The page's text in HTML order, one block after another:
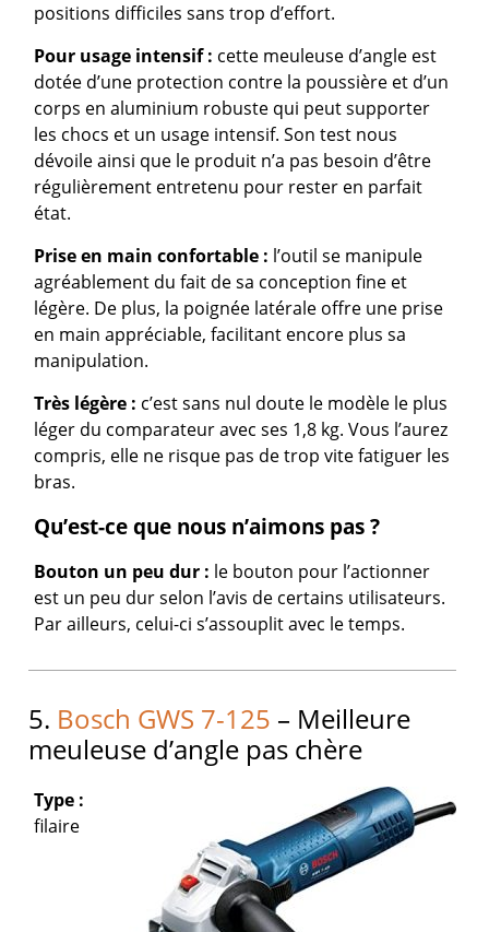
positions difficiles sans trop d’effort.
Pour usage intensif : cette meuleuse d’angle est
dotée d’une protection contre la poussière et d’un
corps en aluminium robuste qui peut supporter
les chocs et un usage intensif. Son test nous
dévoile ainsi que le produit n’a pas besoin d’être
régulièrement entretenu pour rester en parfait
état.
Prise en main confortable : l’outil se manipule
agréablement du fait de sa conception fine et
légère. De plus, la poignée latérale offre une prise
en main appréciable, facilitant encore plus sa
manipulation.
Très légère : c’est sans nul doute le modèle le plus
léger du comparateur avec ses 1,8 kg. Vous l’aurez
compris, elle ne risque pas de trop vite fatiguer les
bras.
Qu’est-ce que nous n’aimons pas ?
Bouton un peu dur : le bouton pour l’actionner
est un peu dur selon l’avis de certains utilisateurs.
Par ailleurs, celui-ci s’assouplit avec le temps.
5. Bosch GWS 7-125 – Meilleure
meuleuse d’angle pas chère
Type :
filaire